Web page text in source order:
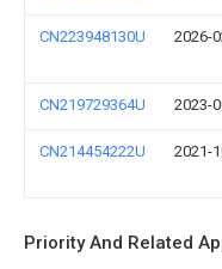
CN223948130U 2026-
CN219729364U 2023-
CN214454222U 2021-
Priority And Related